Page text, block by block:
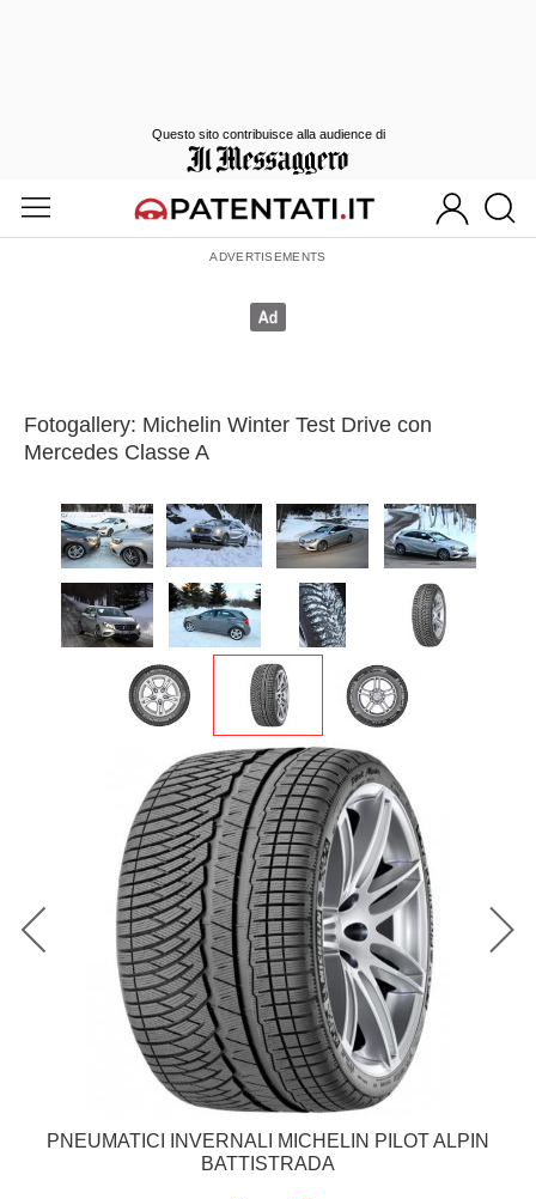
Fotogallery: Michelin Winter Test Drive con
Mercedes Classe A
PNEUMATICI INVERNALI MICHELIN PILOT ALPIN
BATTISTRADA
Questo sito contribuisce alla audience di